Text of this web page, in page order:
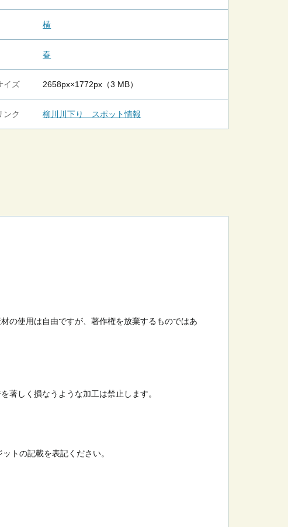
横
春
イズ 2658px×1772px（3 MB）
ンク 柳川川下り スポット情報
の使用は自由ですが、著作権を放棄するものではあ
著しく損なうような加工は禁止します。
トの記載を表記ください。